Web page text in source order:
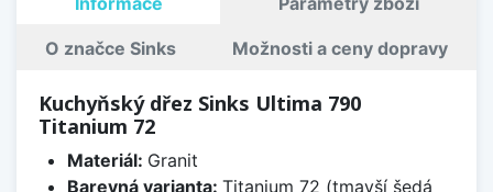
O značce Sinks Možnosti a ceny dopravy
Kuchyňský dřez Sinks Ultima 790
Titanium 72
Materiál: Granit
Barevná varianta: Titanium 72 (tmavší šedá